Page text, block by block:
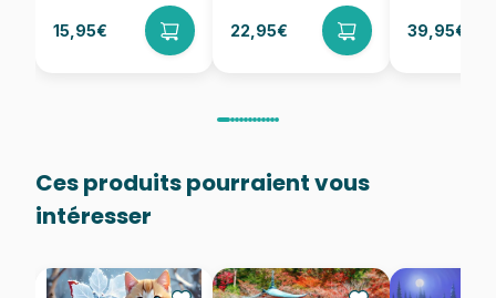
15,95€ 22,95€ 39,95€
Ces produits pourraient vous
intéresser